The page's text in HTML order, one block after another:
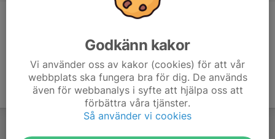
Godkänn kakor
Vi använder oss av kakor (cookies) för att vår
webbplats ska fungera bra för dig. De används
även för webbanalys i syfte att hjälpa oss att
förbättra våra tjänster.
Så använder vi cookies